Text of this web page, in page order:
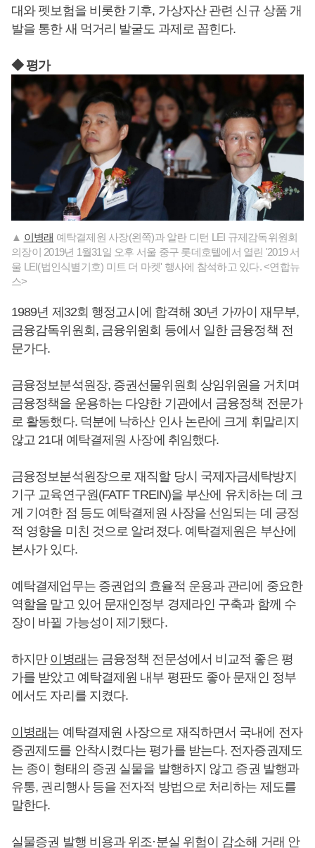
대와 펫보험을 비롯한 기후, 가상자산 관련 신규 상품 개
발을 통한 새 먹거리 발굴도 과제로 꼽힌다.
◆ 평가
▲ 이병래 예탁결제원 사장(왼쪽)과 알란 디턴 LEI 규제감독위원회
의장이 2019년 1월31일 오후 서울 중구 롯데호텔에서 열린 '2019 서
울 LEI(법인식별기호) 미트 더 마켓' 행사에 참석하고 있다. <연합뉴
스>
1989년 제32회 행정고시에 합격해 30년 가까이 재무부,
금융감독위원회, 금융위원회 등에서 일한 금융정책 전
문가다.
금융정보분석원장, 증권선물위원회 상임위원을 거치며
금융정책을 운용하는 다양한 기관에서 금융정책 전문가
로 활동했다. 덕분에 낙하산 인사 논란에 크게 휘말리지
않고 21대 예탁결제원 사장에 취임했다.
금융정보분석원장으로 재직할 당시 국제자금세탁방지
기구 교육연구원(FATF TREIN)을 부산에 유치하는 데 크
게 기여한 점 등도 예탁결제원 사장을 선임되는 데 긍정
적 영향을 미친 것으로 알려졌다. 예탁결제원은 부산에
본사가 있다.
예탁결제업무는 증권업의 효율적 운용과 관리에 중요한
역할을 맡고 있어 문재인정부 경제라인 구축과 함께 수
장이 바뀔 가능성이 제기됐다.
하지만 이병래 는 금융정책 전문성에서 비교적 좋은 평
가를 받았고 예탁결제원 내부 평판도 좋아 문재인 정부
에서도 자리를 지켰다.
이병래 는 예탁결제원 사장으로 재직하면서 국내에 전자
증권제도를 안착시켰다는 평가를 받는다. 전자증권제도
는 종이 형태의 증권 실물을 발행하지 않고 증권 발행과
유통, 권리행사 등을 전자적 방법으로 처리하는 제도를
말한다.
실물증권 발행 비용과 위조·분실 위험이 감소해 거래 안